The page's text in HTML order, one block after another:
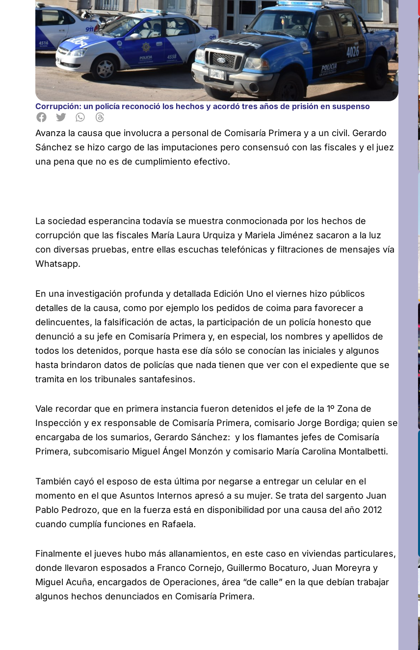
Corrupción: un policía reconoció los hechos y acordó tres años de prisión en suspenso
Avanza la causa que involucra a personal de Comisaría Primera y a un civil. Gerardo
Sánchez se hizo cargo de las imputaciones pero consensuó con las fiscales y el juez
una pena que no es de cumplimiento efectivo.
La sociedad esperancina todavía se muestra conmocionada por los hechos de
corrupción que las fiscales María Laura Urquiza y Mariela Jiménez sacaron a la luz
con diversas pruebas, entre ellas escuchas telefónicas y filtraciones de mensajes vía
Whatsapp.
En una investigación profunda y detallada Edición Uno el viernes hizo públicos
detalles de la causa, como por ejemplo los pedidos de coima para favorecer a
delincuentes, la falsificación de actas, la participación de un policía honesto que
denunció a su jefe en Comisaría Primera y, en especial, los nombres y apellidos de
todos los detenidos, porque hasta ese día sólo se conocían las iniciales y algunos
hasta brindaron datos de policías que nada tienen que ver con el expediente que se
tramita en los tribunales santafesinos.
Vale recordar que en primera instancia fueron detenidos el jefe de la 1º Zona de
Inspección y ex responsable de Comisaría Primera, comisario Jorge Bordiga; quien se
encargaba de los sumarios, Gerardo Sánchez: y los flamantes jefes de Comisaría
Primera, subcomisario Miguel Ángel Monzón y comisario María Carolina Montalbetti.
También cayó el esposo de esta última por negarse a entregar un celular en el
momento en el que Asuntos Internos apresó a su mujer. Se trata del sargento Juan
Pablo Pedrozo, que en la fuerza está en disponibilidad por una causa del año 2012
cuando cumplía funciones en Rafaela.
Finalmente el jueves hubo más allanamientos, en este caso en viviendas particulares,
donde llevaron esposados a Franco Cornejo, Guillermo Bocaturo, Juan Moreyra y
Miguel Acuña, encargados de Operaciones, área “de calle” en la que debían trabajar
algunos hechos denunciados en Comisaría Primera.